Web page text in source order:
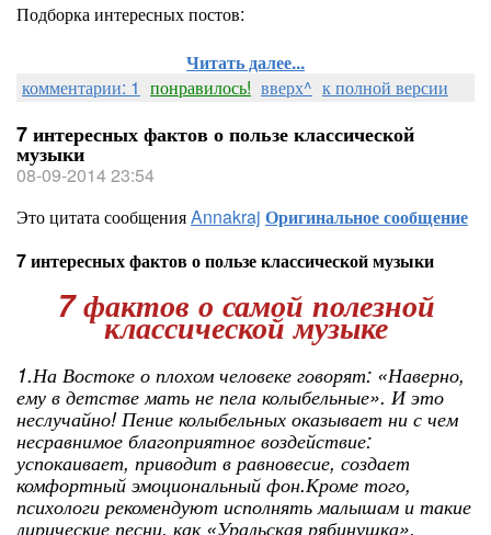
Подборка интересных постов:
Читать далее...
комментарии: 1 понравилось! вверх^ к полной версии
7 интересных фактов о пользе классической
музыки
08-09-2014 23:54
Это цитата сообщенияAnnakraj Оригинальное сообщение
7 интересных фактов о пользе классической музыки
7 фактов о самой полезной
классической музыке
1.На Востоке о плохом человеке говорят: «Наверно,
ему в детстве мать не пела колыбельные». И это
неслучайно! Пение колыбельных оказывает ни с чем
несравнимое благоприятное воздействие:
успокаивает, приводит в равновесие, создает
комфортный эмоциональный фон.Кроме того,
психологи рекомендуют исполнять малышам и такие
лирические песни, как «Уральская рябинушка»,